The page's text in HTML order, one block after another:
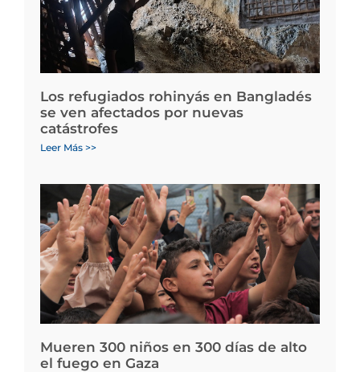
Los refugiados rohinyás en Bangladés
se ven afectados por nuevas
catástrofes
Leer Más >>
Mueren 300 niños en 300 días de alto
el fuego en Gaza